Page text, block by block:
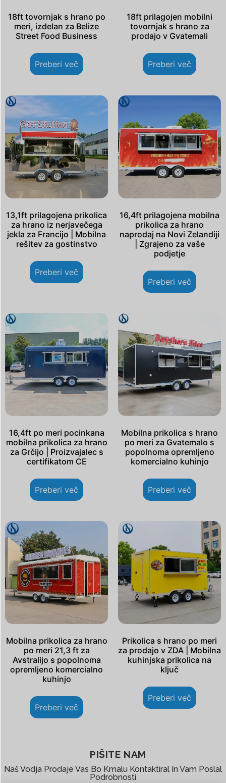
18ft tovornjak s hrano po
meri, izdelan za Belize
Street Food Business
Preberi več
18ft prilagojen mobilni
tovornjak s hrano za
prodajo v Gvatemali
Preberi več
13,1ft prilagojena prikolica
za hrano iz nerjavečega
jekla za Francijo | Mobilna
rešitev za gostinstvo
Preberi več
16,4ft prilagojena mobilna
prikolica za hrano
naprodaj na Novi Zelandiji
| Zgrajeno za vaše
podjetje
Preberi več
16,4ft po meri pocinkana
mobilna prikolica za hrano
za Grčijo | Proizvajalec s
certifikatom CE
Preberi več
Mobilna prikolica s hrano
po meri za Gvatemalo s
popolnoma opremljeno
komercialno kuhinjo
Preberi več
Mobilna prikolica za hrano
po meri 21,3 ft za
Avstralijo s popolnoma
opremljeno komercialno
kuhinjo
Preberi več
Prikolica s hrano po meri
za prodajo v ZDA | Mobilna
kuhinjska prikolica na
ključ
Preberi več
PIŠITE NAM
Naš Vodja Prodaje Vas Bo Kmalu Kontaktiral In Vam Poslal
Podrobnosti